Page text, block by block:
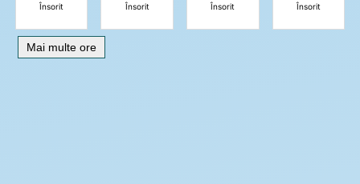
Însorit Însorit Însorit Însorit
Mai multe ore